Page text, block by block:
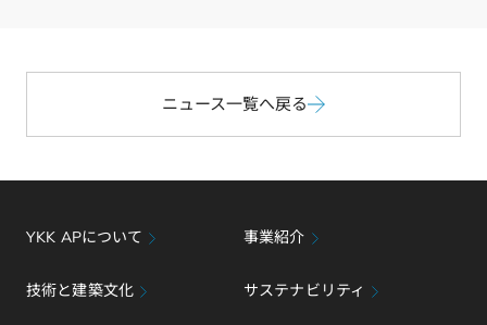
b
o
n
e
I
N
ニュース一覧へ戻る
YKK APについて 事業紹介
技術と建築文化 サステナビリティ